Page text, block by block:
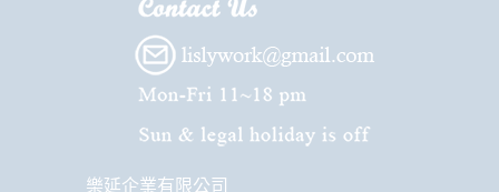
樂延企業有限公司